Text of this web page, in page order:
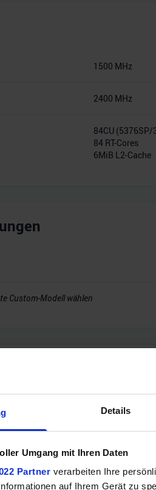
Details
Umgang mit Ihren Daten
Partner verarbeiten Ihre
auf Ihrem Gerät zu
1500 MHz
2400 MHz
84CU
84 RT-Cores
6MiB L2-Cache
Custom-Modell wählen